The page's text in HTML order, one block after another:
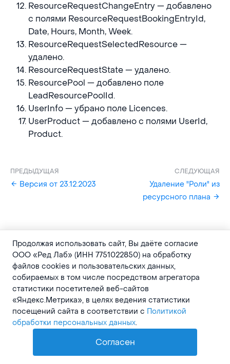
Документация Timetta
Общие сведения
Надёжность и безопасность
Начало работы
ResourceRequestChangeEntry — добавлено
с полями ResourceRequestBookingEntryId,
Date, Hours, Month, Week.
ResourceRequestSelectedResource —
удалено.
ResourceRequestState — удалено.
ResourcePool — добавлено поле
LeadResourcePoolId.
UserInfo — убрано поле Licences.
UserProduct — добавлено с полями UserId,
Product.
ПРЕДЫДУЩАЯ
Версия от 23.12.2023
СЛЕДУЮЩАЯ
Удаление "Роли" из
ресурсного плана
Продолжая использовать сайт, Вы даёте согласие
ООО «Ред Лаб» (ИНН 7751022850) на обработку
файлов cookies и пользовательских данных,
собираемых в том числе посредством агрегатора
статистики посетителей веб-сайтов
«Яндекс.Метрика», в целях ведения статистики
посещений сайта в соответствии с Политикой
обработки персональных данных.
Согласен
AI